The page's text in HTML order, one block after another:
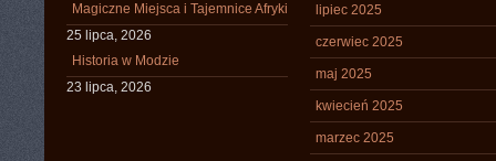
Magiczne Miejsca i Tajemnice Afryki
25 lipca, 2026
Historia w Modzie
23 lipca, 2026
lipiec 2025
czerwiec 2025
maj 2025
kwiecień 2025
marzec 2025